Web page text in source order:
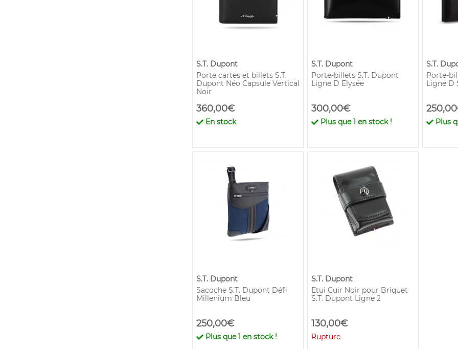
S.T. Dupont
Porte cartes et billets S.T.
Dupont Néo Capsule Vertical
Noir
360,00€
En stock
S.T. Dupont
Porte-billets S.T. Dupont
Ligne D Elysée
300,00€
Plus que1 en stock !
S.T.
Porte-
Ligne D
Plus
S.T. Dupont
Sacoche S.T. Dupont Défi
Millenium Bleu
250,00€
Plus que1 en stock !
S.T. Dupont
Etui Cuir Noir pour Briquet
S.T. Dupont Ligne 2
130,00€
Rupture